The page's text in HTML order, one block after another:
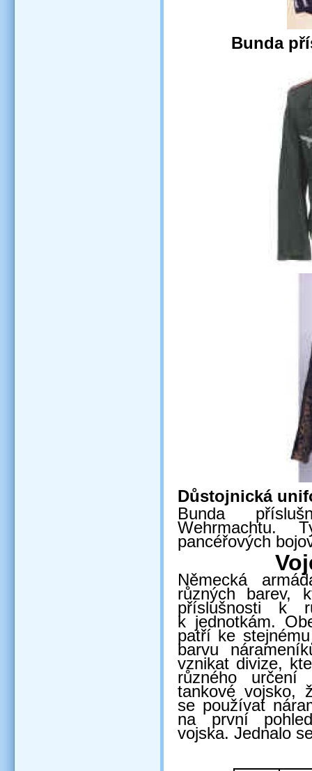
Bunda
Důstojnická
Bunda
Wehrmachtu.
pancéřových
Německá
různých barev,
příslušnosti k
k jednotkám.
patří ke
barvu
vznikat divize,
různého určení
tankové vojsko,
se používat
na první
vojska. Jednalo